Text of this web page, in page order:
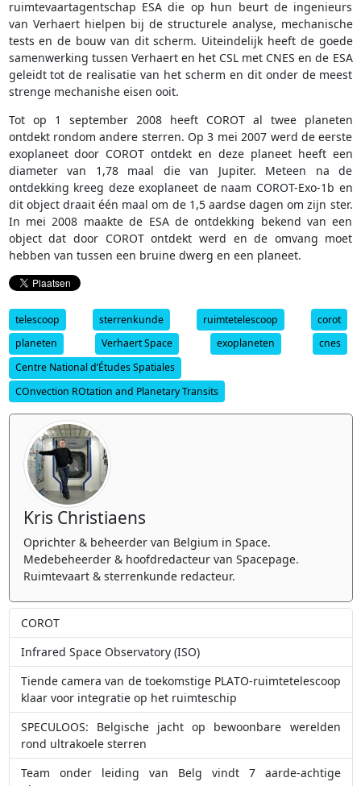
ruimtevaartagentschap ESA die op hun beurt de ingenieurs
van Verhaert hielpen bij de structurele analyse, mechanische
tests en de bouw van dit scherm. Uiteindelijk heeft de goede
samenwerking tussen Verhaert en het CSL met CNES en de ESA
geleidt tot de realisatie van het scherm en dit onder de meest
strenge mechanishe eisen ooit.
Tot op 1 september 2008 heeft COROT al twee planeten
ontdekt rondom andere sterren. Op 3 mei 2007 werd de eerste
exoplaneet door COROT ontdekt en deze planeet heeft een
diameter van 1,78 maal die van Jupiter. Meteen na de
ontdekking kreeg deze exoplaneet de naam COROT-Exo-1b en
dit object draait één maal om de 1,5 aardse dagen om zijn ster.
In mei 2008 maakte de ESA de ontdekking bekend van een
object dat door COROT ontdekt werd en de omvang moet
hebben van tussen een bruine dwerg en een planeet.
telescoop sterrenkunde ruimtetelescoop
corot
planeten
Verhaert Space exoplaneten
cnes
Centre National d’Études Spatiales
COnvection ROtation and Planetary Transits
Kris Christiaens
Oprichter & beheerder van Belgium in Space.
Medebeheerder & hoofdredacteur van Spacepage.
Ruimtevaart & sterrenkunde redacteur.
COROT
Infrared Space Observatory (ISO)
Tiende camera van de toekomstige PLATO-ruimtetelescoop
klaar voor integratie op het ruimteschip
SPECULOOS: Belgische jacht op bewoonbare werelden
rond ultrakoele sterren
Team onder leiding van Belg vindt 7 aarde-achtige